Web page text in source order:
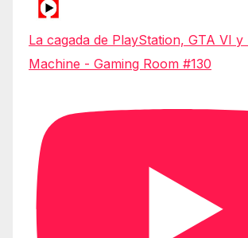
La cagada de PlayStation, GTA VI y
Machine - Gaming Room #130